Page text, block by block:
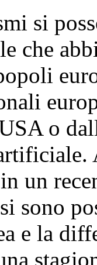
si
che
o
un
sono
e la